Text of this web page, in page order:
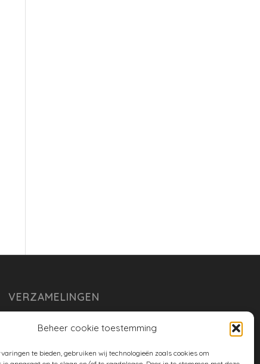
Beheer cookie toestemming
te bieden, gebruiken wij technologieën zoals cookies om
VERZAMELINGEN
huishouden